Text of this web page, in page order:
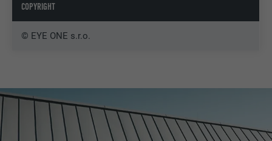
COPYRIGHT
© EYE ONE s.r.o.